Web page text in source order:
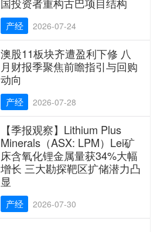
国投资者重构古巴项目结构
产经 2026-07-24
澳股11板块齐遭盈利下修 八
月财报季聚焦前瞻指引与回购
动向
产经 2026-07-28
【季报观察】Lithium Plus
Minerals（ASX: LPM）Lei矿
床含氧化锂金属量获34%大幅
增长 三大勘探靶区扩储潜力凸
显
产经 2026-07-30